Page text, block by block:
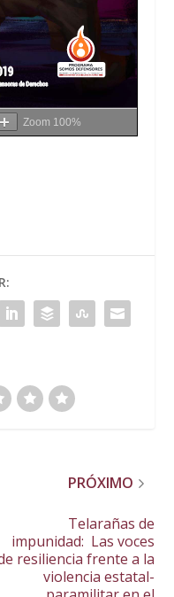
Zoom 100%
PRÓXIMO
Telarañas de
impunidad: Las voces
resiliencia frente a la
violencia estatal-